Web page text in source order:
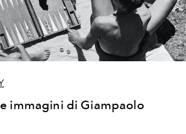
immagini di Giampaolo